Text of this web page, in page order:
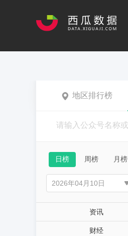
地区排行榜
日榜 周榜 月榜
资讯
财经